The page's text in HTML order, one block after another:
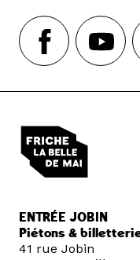
ENTRÉE JOBIN
Piétons &
41 rue Jobin